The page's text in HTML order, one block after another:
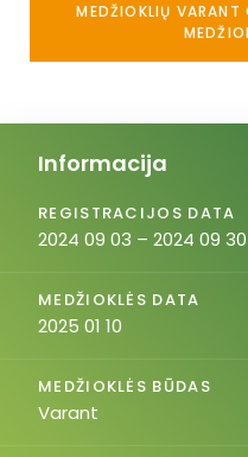
MEDŽIOKLIŲ
Informacija
REGISTRACIJOS DATA
2024 09 03 – 2024 09 30
MEDŽIOKLĖS DATA
2025 01 10
MEDŽIOKLĖS BŪDAS
Varant